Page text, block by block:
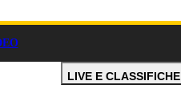
LIVE E CLASSIFICHE